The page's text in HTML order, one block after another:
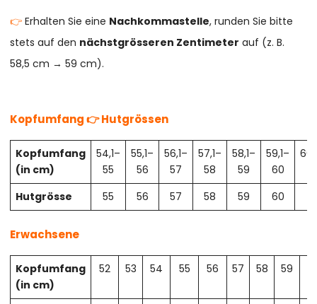
👉Erhalten Sie eine Nachkommastelle, runden Sie bitte
stets auf den nächstgrösseren Zentimeter auf (z. B.
58,5 cm → 59 cm).
Kopfumfang 👉 Hutgrössen
Kopfumfang
(in cm)
54,1–
55
55,1–
56
56,1–
57
57,1–
58
58,1–
59
59,1–
60
Hutgrösse
55 56 57 58 59 60
Erwachsene
Kopfumfang
(in cm)
52 53 54 55 56 57 58 59